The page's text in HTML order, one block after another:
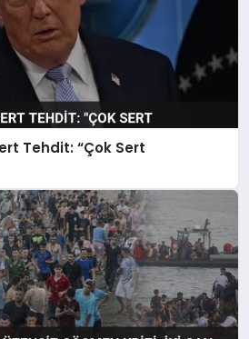
Tehdit: “Çok Sert